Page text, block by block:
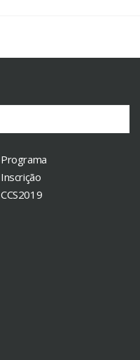
Programa
Inscrição
CCS2019